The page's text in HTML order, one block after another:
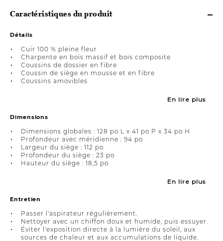
Caractéristiques du produit
Détails
Cuir 100 % pleine fleur
Charpente en bois massif et bois composite
Coussins de dossier en fibre
Coussin de siège en mousse et en fibre
Coussins amovibles
En lire plus
Dimensions
Dimensions globales : 128 po L x 41 po P x 34 po H
Profondeur avec méridienne : 94 po
Largeur du siège : 112 po
Profondeur du siège : 23 po
Hauteur du siège : 18,5 po
En lire plus
Entretien
Passer l'aspirateur régulièrement.
Nettoyer avec un chiffon doux et humide, puis essuyer.
Éviter l'exposition directe à la lumière du soleil, aux
sources de chaleur et aux accumulations de liquide.